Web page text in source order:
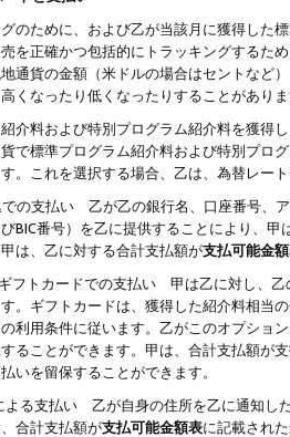
のために、および乙が当該月に獲得した
を正確かつ包括的にトラッキングするた
通貨の金額（米ドルの場合はセントなど
くなったり低くなったりすることがあり
介料および特別プログラム紹介料を獲得
で標準プログラム紹介料および特別プロ
。これを選択する場合、乙は、為替レー
の支払い 乙が乙の銀行名、口座番号、
BIC番号）を乙に提供することにより、
は、乙に対する合計支払額が支払可能金
フトカードでの支払い 甲は乙に対し、乙
。ギフトカードは、獲得した紹介料相当
利用条件に従います。乙がこのオプショ
ることができます。甲は、合計支払額が
いを留保することができます。
よる支払い 乙が自身の住所を乙に通知し
合計支払額が支払可能金額表に記載され